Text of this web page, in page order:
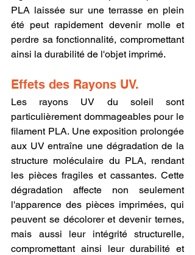
PLA laissée sur une terrasse en plein
été peut rapidement devenir molle et
perdre sa fonctionnalité, compromettant
ainsi la durabilité de l'objet imprimé.
Effets des Rayons UV.
Les rayons UV du soleil sont
particulièrement dommageables pour le
filament PLA. Une exposition prolongée
aux UV entraîne une dégradation de la
structure moléculaire du PLA, rendant
les pièces fragiles et cassantes. Cette
dégradation affecte non seulement
l'apparence des pièces imprimées, qui
peuvent se décolorer et devenir ternes,
mais aussi leur intégrité structurelle,
compromettant ainsi leur durabilité et